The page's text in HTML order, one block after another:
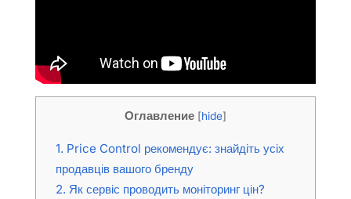
Оглавление [hide]
1. Price Control рекомендує: знайдіть усіх
продавців вашого бренду
2. Як сервіс проводить моніторинг цін?